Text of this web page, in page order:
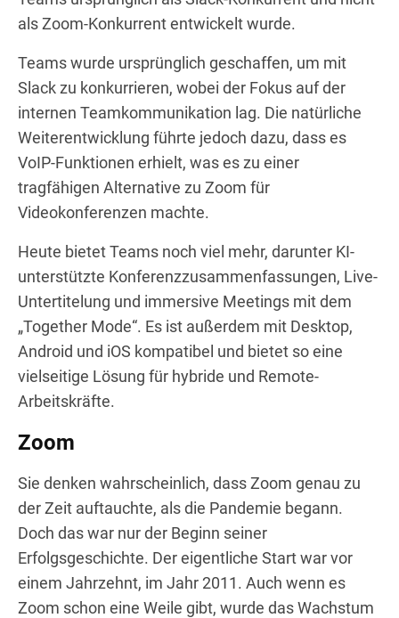
als Zoom-Konkurrent entwickelt wurde.
Teams wurde ursprünglich geschaffen, um mit
Slack zu konkurrieren, wobei der Fokus auf der
internen Teamkommunikation lag. Die natürliche
Weiterentwicklung führte jedoch dazu, dass es
VoIP-Funktionen erhielt, was es zu einer
tragfähigen Alternative zu Zoom für
Videokonferenzen machte.
Heute bietet Teams noch viel mehr, darunter KI-
unterstützte Konferenzzusammenfassungen, Live-
Untertitelung und immersive Meetings mit dem
„Together Mode“. Es ist außerdem mit Desktop,
Android und iOS kompatibel und bietet so eine
vielseitige Lösung für hybride und Remote-
Arbeitskräfte.
Zoom
Sie denken wahrscheinlich, dass Zoom genau zu
der Zeit auftauchte, als die Pandemie begann.
Doch das war nur der Beginn seiner
Erfolgsgeschichte. Der eigentliche Start war vor
einem Jahrzehnt, im Jahr 2011. Auch wenn es
Zoom schon eine Weile gibt, wurde das Wachstum